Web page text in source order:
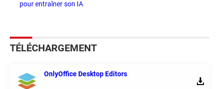
pour entraîner son IA
TÉLÉCHARGEMENT
OnlyOffice Desktop Editors